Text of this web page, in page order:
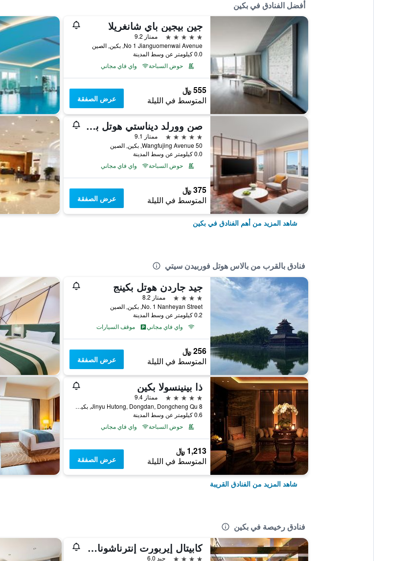
أفضل الفنادق في بكين
جين بيجين باي شانغريلا
5 نجوم
ممتاز 9.2
No 1 Jianguomenwai Avenue, بكين, الصين
0.0 كيلومتر عن وسط المدينة
حوض السباحة
واي فاي مجاني
555 ﷼
المتوسط في الليلة عرض الصفقة
صن وورلد ديناستي هوتل بكين وانج فوجينج
5 نجوم
ممتاز 9.1
50 Wangfujing Avenue, بكين, الصين
0.0 كيلومتر عن وسط المدينة
حوض السباحة
واي فاي مجاني
375 ﷼
المتوسط في الليلة عرض الصفقة
شاهد المزيد من أهم الفنادق في بكين
فنادق بالقرب من بالاس هوتل فوربيدن سيتي
جيد جاردن هوتل بكينج
4 نجوم
ممتاز 8.2
No. 1 Nanheyan Street, بكين, الصين
0.2 كيلومتر عن وسط المدينة
واي فاي مجاني
موقف السيارات
256 ﷼
المتوسط في الليلة عرض الصفقة
ذا بينينسولا بكين
5 نجوم
ممتاز 9.4
8 Jinyu Hutong, Dongdan, Dongcheng Qu, بكين, الصين
0.6 كيلومتر عن وسط المدينة
حوض السباحة
واي فاي مجاني
1,213 ﷼
المتوسط في الليلة عرض الصفقة
شاهد المزيد من الفنادق القريبة
فنادق رخيصة في بكين
كابيتال إيربورت إنترناشونال هوتل
4 نجوم جيد 6.0